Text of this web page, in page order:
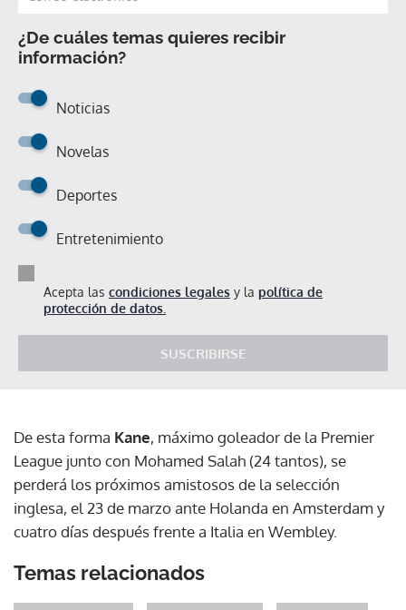
¿De cuáles temas quieres recibir
información?
Noticias
Novelas
Deportes
Entretenimiento
Acepta las condiciones legales y la política de
protección de datos.
SUSCRIBIRSE
De esta forma Kane, máximo goleador de la Premier
League junto con Mohamed Salah (24 tantos), se
perderá los próximos amistosos de la selección
inglesa, el 23 de marzo ante Holanda en Amsterdam y
cuatro días después frente a Italia en Wembley.
Temas relacionados